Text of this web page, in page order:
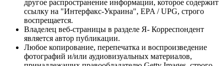
другое распространение информации, которое содержит
ссылку на "Интерфакс-Украина", EPA / UPG, строго
воспрещается.
Владелец веб-страницы в разделе Я- Корреспондент
является автор публикации.
Любое копирование, перепечатка и воспроизведение
фотографий и/или аудиовизуальных материалов,